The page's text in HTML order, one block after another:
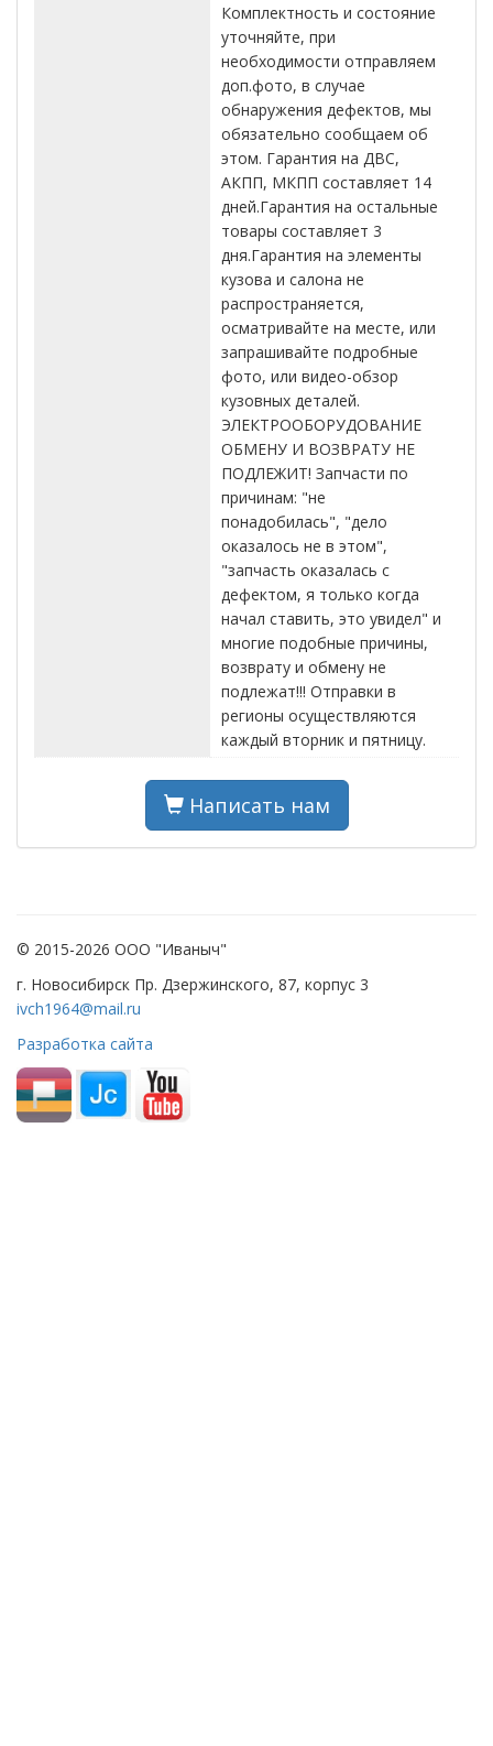
Комплектность и состояние
уточняйте, при
необходимости отправляем
доп.фото, в случае
обнаружения дефектов, мы
обязательно сообщаем об
этом. Гарантия на ДВС,
АКПП, МКПП составляет 14
дней.Гарантия на остальные
товары составляет 3
дня.Гарантия на элементы
кузова и салона не
распространяется,
осматривайте на месте, или
запрашивайте подробные
фото, или видео-обзор
кузовных деталей.
ЭЛЕКТРООБОРУДОВАНИЕ
ОБМЕНУ И ВОЗВРАТУ НЕ
ПОДЛЕЖИТ! Запчасти по
причинам: "не
понадобилась", "дело
оказалось не в этом",
"запчасть оказалась с
дефектом, я только когда
начал ставить, это увидел" и
многие подобные причины,
возврату и обмену не
подлежат!!! Отправки в
регионы осуществляются
каждый вторник и пятницу.
Написать нам
© 2015-2026 ООО "Иваныч"
г. Новосибирск Пр. Дзержинского, 87, корпус 3
ivch1964@mail.ru
Разработка сайта